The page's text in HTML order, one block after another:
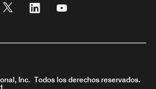
nueva
una ventana nueva
Twitter
Abre una ventana nueva
Linkedin
Abre una ventana nueva
Abre una ventana
Inc. Todos los derechos reservados.